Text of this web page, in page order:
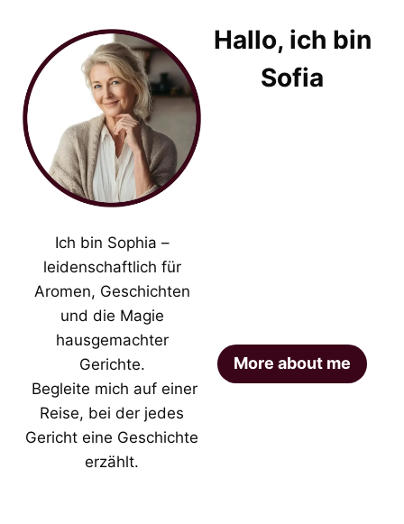
Hallo, ich bin
Sofia
Ich bin Sophia –
leidenschaftlich für
Aromen, Geschichten
und die Magie
hausgemachter
Gerichte.
Begleite mich auf einer
Reise, bei der jedes
Gericht eine Geschichte
erzählt.
More about me